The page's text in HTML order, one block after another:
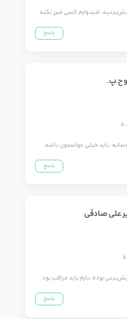
امیدوارم کسی ضرر نکنه.
پاسخ
ح.پ.
باید خیلی حواسمون باشه.
پاسخ
علی صادقی
بوده. بازم باید مراقب بود.
پاسخ